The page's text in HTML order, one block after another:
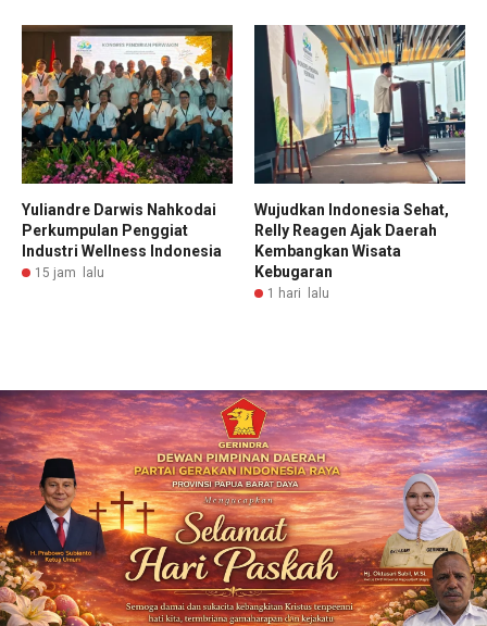
Yuliandre Darwis Nahkodai
Perkumpulan Penggiat
Industri Wellness Indonesia
15 jam lalu
Wujudkan Indonesia Sehat,
Relly Reagen Ajak Daerah
Kembangkan Wisata
Kebugaran
1 hari lalu